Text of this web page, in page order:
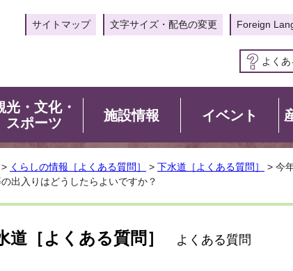
サイトマップ 文字サイズ・配色の変更 Foreign
よく
光・文化・
スポーツ
施設情報 イベント
> くらしの情報［よくある質問］ > 下水道［よくある質問］
> 今
出入りはどうしたらよいですか？
道［よくある質問］ よくある質問